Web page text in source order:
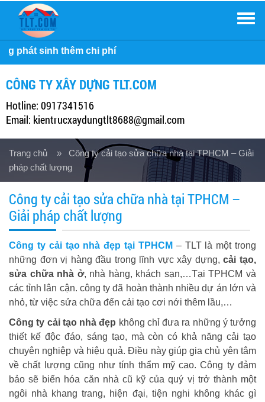
CÔNG TY XÂY DỰNG TLT.COM
Hotline: 0917341516
Email: kientrucxaydungtlt8688@gmail.com
Trang chủ » Công ty cải tạo sửa chữa nhà tại TPHCM – Giải
pháp chất lượng
Công ty cải tạo sửa chữa nhà tại TPHCM –
Giải pháp chất lượng
Công ty cải tạo nhà đẹp tại TPHCM – TLTlà một trong
những đơn vị hàng đầu trong lĩnh vực xây dựng,cải tạo,
sửa chữa nhà ở, nhà hàng, khách sạn,…Tại TPHCM và
các tỉnh lân cận. công ty đã hoàn thành nhiều dự án lớn và
nhỏ, từ việc sửa chữa đến cải tạo cơi nới thêm lầu,…
Công ty cải tạo nhà đẹp không chỉ đưa ra những ý tưởng
thiết kế độc đáo, sáng tạo, mà còn có khả năng cải tạo
chuyên nghiệp và hiệu quả. Điều này giúp gia chủ yên tâm
về chất lượng cũng như tính thẩm mỹ cao. Công ty đảm
bảo sẽ biến hóa căn nhà cũ kỹ của quý vị trở thành một
ngôi nhà khang trang, hiện đại, tiện nghi không khác gì